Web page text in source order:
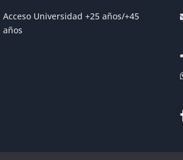
Acceso Universidad +25 años/+45
años